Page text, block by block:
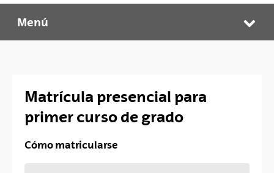
Trámites
Menú
Matrícula presencial para
primer curso de grado
Cómo matricularse